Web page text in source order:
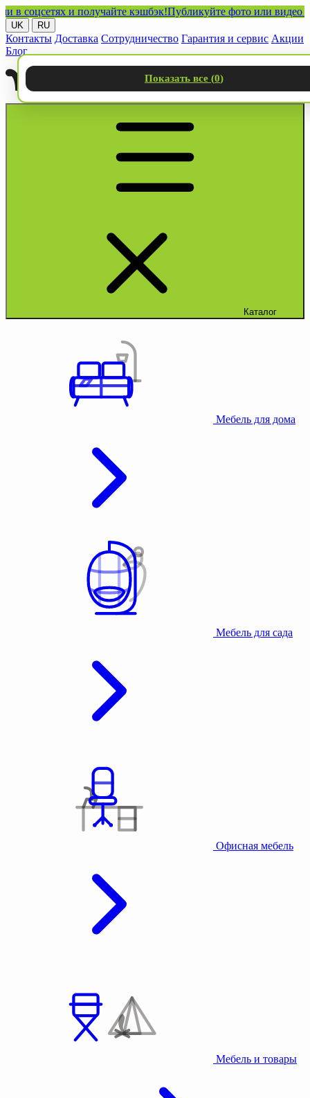
и получайте кэшбэк!Публикуйте фото или видео с
UK RU
Контакты Доставка Сотрудничество Гарантия и сервис Акции
Блог
Каталог
Мебель для дома
Мебель для сада
Офисная мебель
Мебель и товары
Показать все (0)